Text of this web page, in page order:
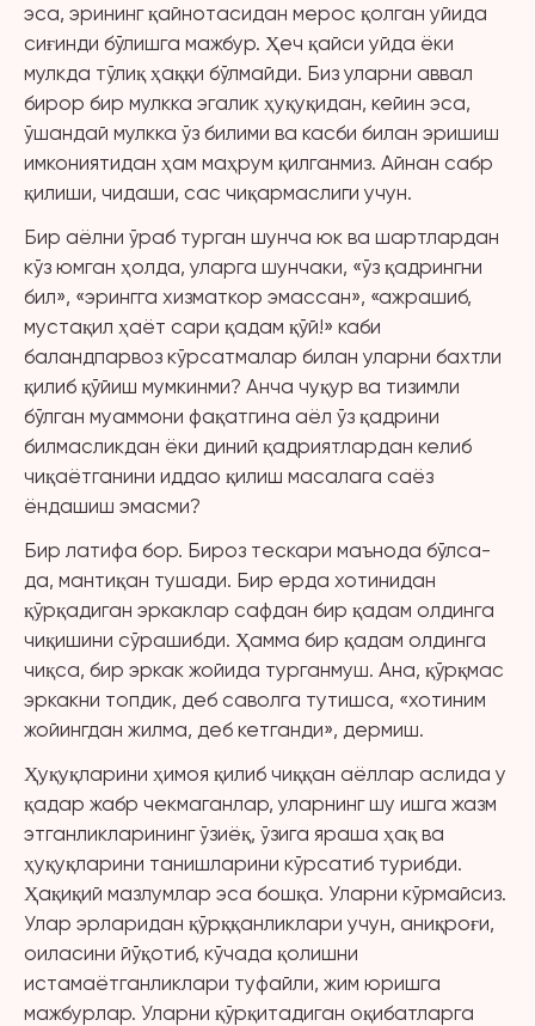
эса, эрининг қайнотасидан мерос қолган уйида
сиғинди бўлишга мажбур. Ҳеч қайси уйда ёки
мулкда тўлиқ ҳаққи бўлмайди. Биз уларни аввал
бирор бир мулкка эгалик ҳуқуқидан, кейин эса,
ўшандай мулкка ўз билими ва касби билан эришиш
имкониятидан ҳам маҳрум қилганмиз. Айнан сабр
қилиши, чидаши, сас чиқармаслиги учун.
Бир аёлни ўраб турган шунча юк ва шартлардан
кўз юмган ҳолда, уларга шунчаки, «ўз қадрингни
бил», «эрингга хизматкор эмассан», «ажрашиб,
мустақил ҳаёт сари қадам қўй!» каби
баландпарвоз кўрсатмалар билан уларни бахтли
қилиб қўйиш мумкинми? Анча чуқур ва тизимли
бўлган муаммони фақатгина аёл ўз қадрини
билмасликдан ёки диний қадриятлардан келиб
чиқаётганини иддао қилиш масалага саёз
ёндашиш эмасми?
Бир латифа бор. Бироз тескари маънода бўлса-
да, мантиқан тушади. Бир ерда хотинидан
қўрқадиган эркаклар сафдан бир қадам олдинга
чиқишини сўрашибди. Ҳамма бир қадам олдинга
чиқса, бир эркак жойида турганмуш. Ана, қўрқмас
эркакни топдик, деб саволга тутишса, «хотиним
жойингдан жилма, деб кетганди», дермиш.
Ҳуқуқларини ҳимоя қилиб чиққан аёллар аслида у
қадар жабр чекмаганлар, уларнинг шу ишга жазм
этганликларининг ўзиёқ, ўзига яраша ҳақ ва
ҳуқуқларини танишларини кўрсатиб турибди.
Ҳақиқий мазлумлар эса бошқа. Уларни кўрмайсиз.
Улар эрларидан қўрққанликлари учун, аниқроғи,
оиласини йўқотиб, кўчада қолишни
истамаётганликлари туфайли, жим юришга
мажбурлар. Уларни қўрқитадиган оқибатларга